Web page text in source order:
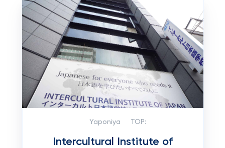
Yaponiya TOP:
Intercultural Institute of